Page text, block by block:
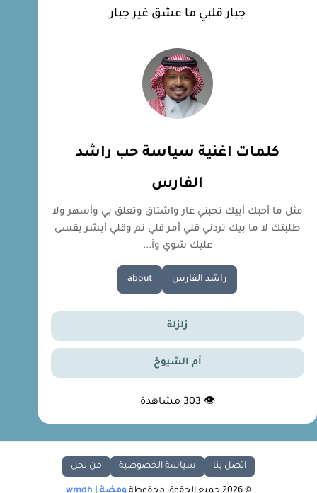
جبار قلبي ما عشق غير جبار
كلمات اغنية سياسة حب راشد
الفارس
مثل ما أحبك أبيك تحبني غار واشتاق وتعلق بي وأسهر ولا
طلبتك لا ما بيك تردني قلي أمر قلي تم وقلي أبشر بقسى
عليك شوي وأ...
راشد الفارس about
زلزلة
أم الشيوخ
👁
303 مشاهدة
اتصل بنا سياسة الخصوصية من نحن
© 2026 جميع الحقوق محفوظة ومضة | wmdh